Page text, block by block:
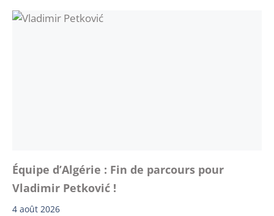
Équipe d’Algérie : Fin de parcours pour
Vladimir Petković !
4 août 2026